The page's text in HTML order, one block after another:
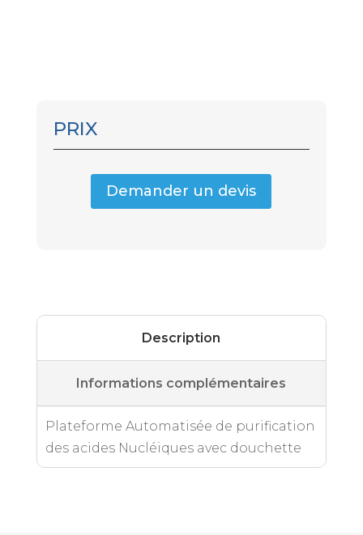
PRIX
Demander un devis
Description
Informations complémentaires
Plateforme Automatisée de purification
des acides Nucléiques avec douchette